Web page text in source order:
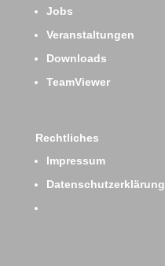
Jobs
Veranstaltungen
Downloads
TeamViewer
Rechtliches
Impressum
Datenschutzerklärung